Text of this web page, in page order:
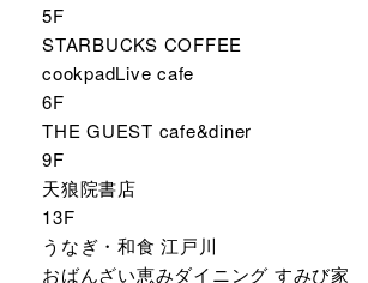
5F
STARBUCKS COFFEE
cookpadLive cafe
6F
THE GUEST cafe&diner
9F
天狼院書店
13F
うなぎ・和食 江戸川
おばんざい恵みダイニング すみび家